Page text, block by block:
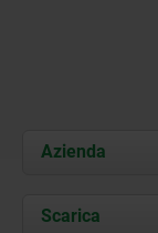
Azienda
Chi siamo
Scarica